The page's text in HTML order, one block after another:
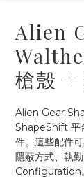
多平台銷售
Alien
槍殼 +
Alien Gear
ShapeShift 平
件。這些配件
隱蔽方式、執
Configuration。